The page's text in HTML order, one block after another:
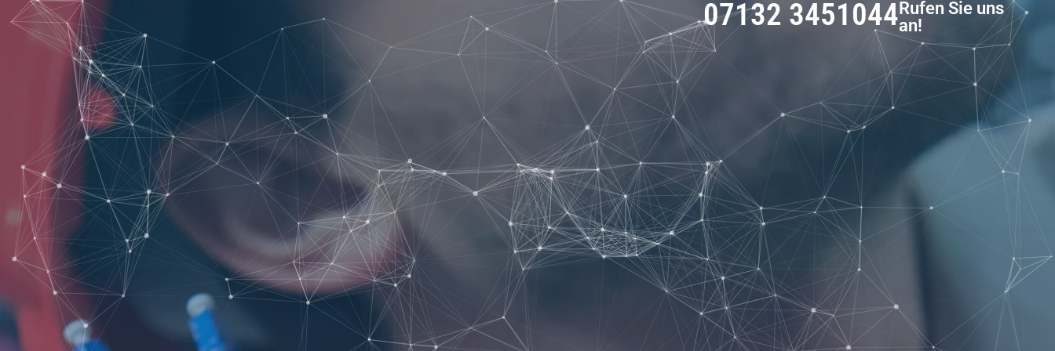
07132 3451044Rufen Sie uns
an!